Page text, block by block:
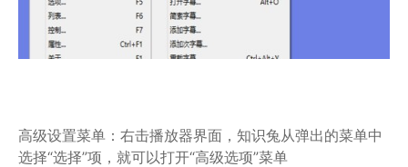
高级设置菜单：右击播放器界面，知识兔从弹出的菜单中
选择“选择”项，就可以打开“高级选项”菜单